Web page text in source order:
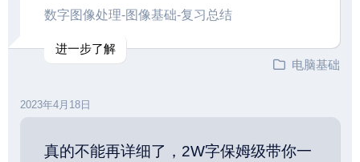
数字图像处理-图像基础-复习总结
进一步了解
电脑基础
2023年4月18日
真的不能再详细了，2W字保姆级带你一